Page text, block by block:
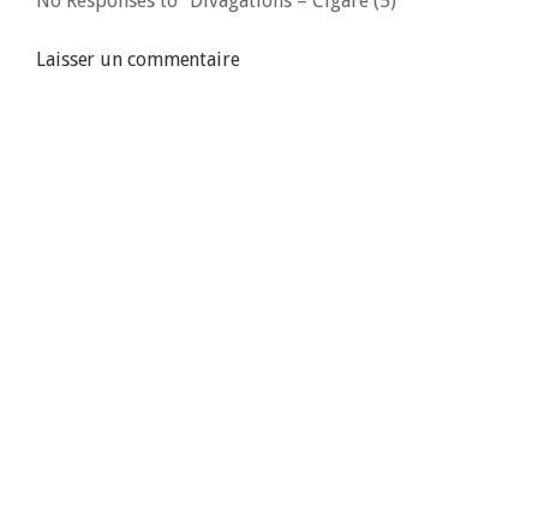
Laisser un commentaire